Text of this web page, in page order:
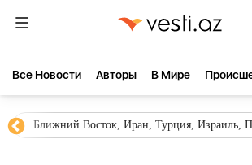
Все Новости Aвторы В Мире
Ближний Восток, Иран, Турция,